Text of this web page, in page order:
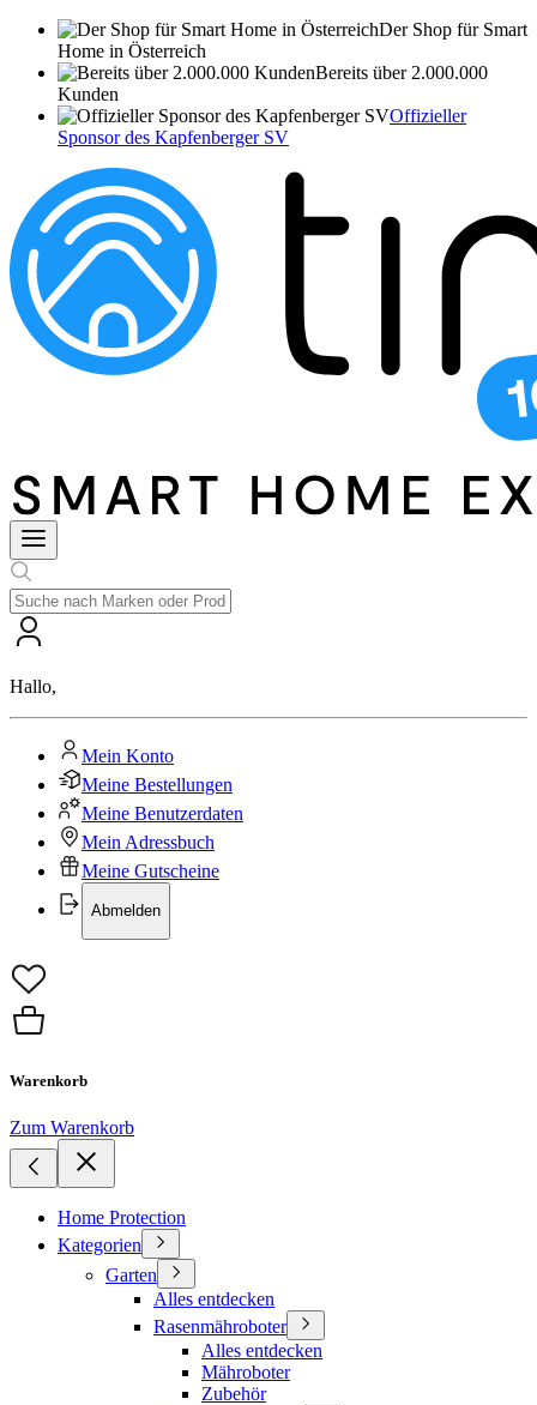
Der Shop für Smart
Home in Österreich
Bereits über 2.000.000
Kunden
Offizieller
Sponsor des Kapfenberger SV
Hallo,
Mein Konto
Meine Bestellungen
Meine Benutzerdaten
Mein Adressbuch
Meine Gutscheine
Abmelden
Warenkorb
Zum Warenkorb
Home Protection
Kategorien
Garten
Alles entdecken
Rasenmähroboter
Alles entdecken
Mähroboter
Zubehör